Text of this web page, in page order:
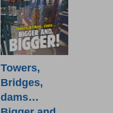
Towers,
Bridges,
dams…